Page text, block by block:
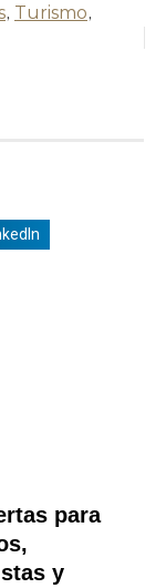
, Turismo,
para
y